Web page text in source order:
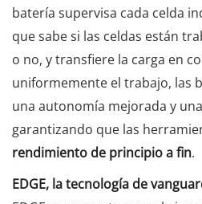
batería supervisa cada celda
que sabe si las celdas están
o no, y transfiere la carga en
uniformemente el trabajo, las
una autonomía mejorada y
garantizando que las
rendimiento de principio a fin.
EDGE, la tecnología de